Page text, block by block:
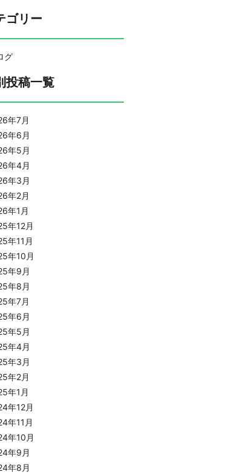
ゴリー
グ
投稿一覧
年7月
年6月
年5月
年4月
年3月
年2月
年1月
年12月
年11月
年10月
年9月
年8月
年7月
年6月
年5月
年4月
年3月
年2月
年1月
年12月
年11月
年10月
年9月
年8月